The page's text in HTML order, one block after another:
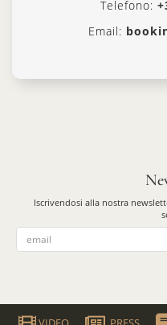
Telefono:
Email:
Iscrivendosi alla nostra